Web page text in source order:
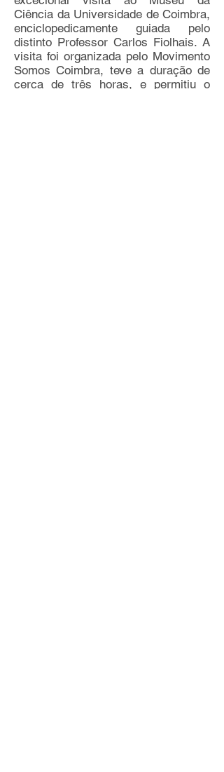
Ciência da Universidade de Coimbra,
enciclopedicamente guiada pelo
distinto Professor Carlos Fiolhais. A
visita foi organizada pelo Movimento
Somos Coimbra, teve a duração de
cerca de três horas, e permitiu o